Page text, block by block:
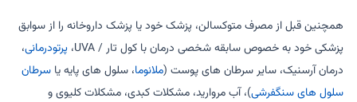
همچنین قبل از مصرف متوکسالن، پزشک خود یا پزشک داروخانه را از سوابق
پزشکی خود به خصوص سابقه شخصی درمان با کول تار / UVA،
پرتودرمانی،
درمان آرسنیک، سایر سرطان های پوست (ملانوما، سلول های پایه یاسرطان
سلول های سنگفرشی)، آب مروارید، مشکلات کبدی، مشکلات کلیوی و